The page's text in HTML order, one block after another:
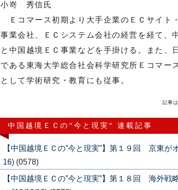
小嵜 秀信氏
Ｅコマース初期より大手企業のＥＣサイト
事業会社、ＥＣシステム会社の経営を経て、
と中国越境ＥＣ事業などを手掛ける。また、
である東海大学総合社会科学研究所Ｅコマー
として学術研究・教育にも従事。
記事
中国越境ＥＣの”今と現実” 連載記事
【中国越境ＥＣの”今と現実”】第１９回 京東が
16) (0578)
【中国越境ＥＣの”今と現実”】第１８回 海外戦